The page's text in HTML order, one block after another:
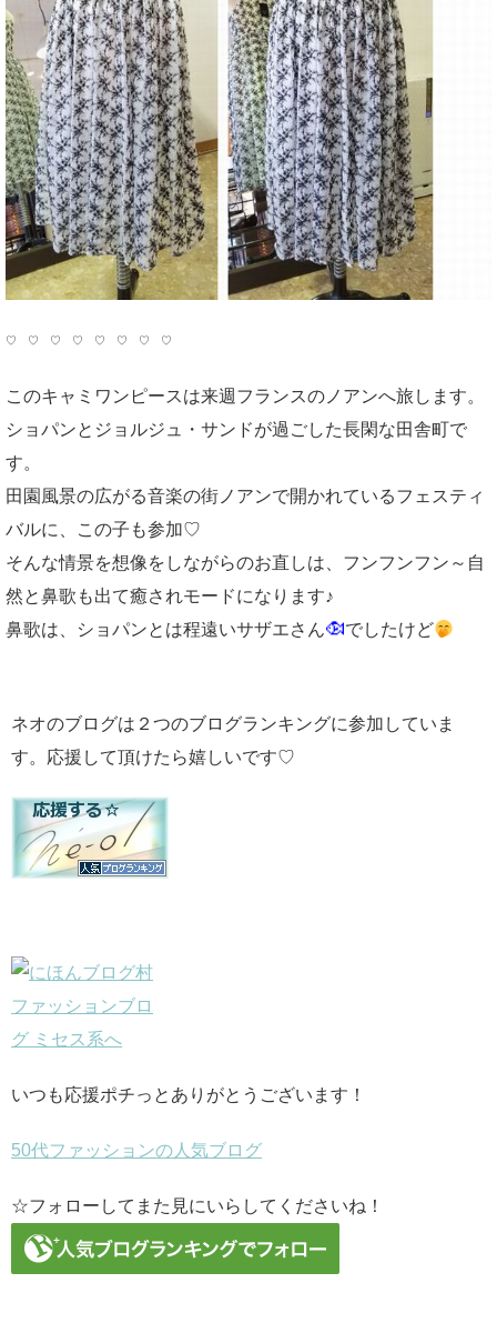
♡ ♡ ♡ ♡ ♡ ♡ ♡ ♡
このキャミワンピースは来週フランスのノアンへ旅します。
ショパンとジョルジュ・サンドが過ごした長閑な田舎町で
す。
田園風景の広がる音楽の街ノアンで開かれているフェスティ
バルに、この子も参加♡
そんな情景を想像をしながらのお直しは、フンフンフン～自
然と鼻歌も出て癒されモードになります♪
鼻歌は、ショパンとは程遠いサザエさん
でしたけど
ネオのブログは２つのブログランキングに参加していま
す。応援して頂けたら嬉しいです♡
いつも応援ポチっとありがとうございます！
50代ファッションの人気ブログ
☆フォローしてまた見にいらしてくださいね！